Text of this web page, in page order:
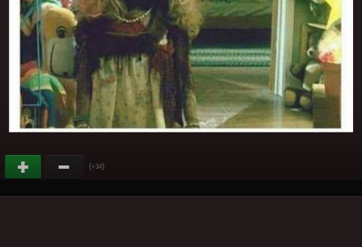
(+34)